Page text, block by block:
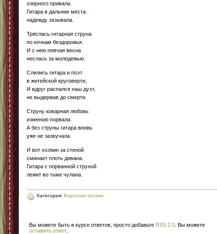
озерного привала.
Гитара в дальние места
надежду зазывала.
Тряслась гитарная струна
по кочкам бездорожья.
И с нею певчая весна
неслась за молодежью.
Слились гитара и поэт
в житейской круговерти,
И вдруг распался наш дуэт,
не выдержав до смерти.
Струну коварная любовь
изменою порвала.
А без струны гитара вновь
уже не зазвучала.
И вот хозяин за стеной
сминает плоть дивана.
Гитара с порванной струной
лежит во тьме чулана.
Категория: Взрослая поэзия
Вы можете быть в курсе ответов, просто добавьте RSS 2.0 . Вы можете
оставить ответ.